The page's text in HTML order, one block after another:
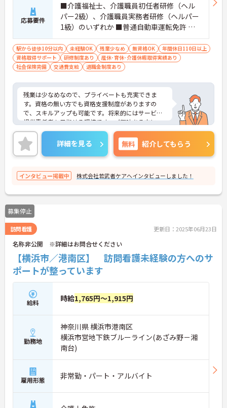
応募要件
■介護福祉士、介護職員初任者研修（ヘル
パー2級）、介護職員実務者研修（ヘルパー
1級）のいずれか ■普通自動車運転免許 ※
無資格の方も相談可
駅から徒歩10分以内 未経験OK 残業少なめ 無資格OK
年間休日110日以上
資格取得サポート
研修制度あり
産休･育休･介護休暇取得実績あり
社会保険完備
交通費支給 退職金制度あり
残業は少なめなので、プライベートも充実できま
す。資格の無い方でも資格支援制度がありますの
で、スキルアップも可能です。将来的にはサービス
提供責任者も目指せる環境です。ご興味ある方に
は、面接のポイントなど、さらに詳細をお話致しま
すのでお気軽にご相談ください。
詳細を見る 無料 紹介してもらう
インタビュー掲載中 株式会社若武者ケアへインタビューしました！
募集停止
訪問看護 更新日：2025年06月23日
名称非公開 ※詳細はお問合せください
【横浜市／港南区】 訪問看護未経験の方へのサ
ポートが整っています
給料 時給1,765円～1,915円
勤務地
神奈川県 横浜市港南区
横浜市営地下鉄ブルーライン(あざみ野－湘
南台)
雇用形態 非常勤・パート・アルバイト